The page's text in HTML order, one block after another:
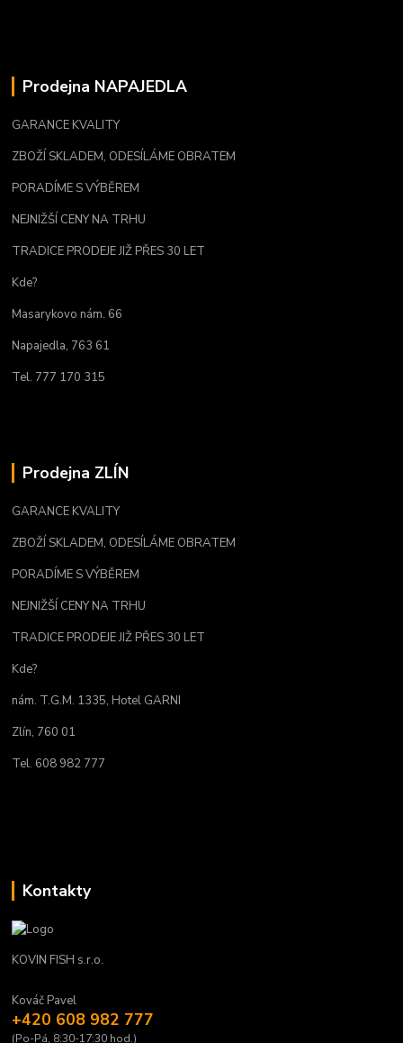
Prodejna NAPAJEDLA
GARANCE KVALITY
ZBOŽÍ SKLADEM, ODESÍLÁME OBRATEM
PORADÍME S VÝBĚREM
NEJNIŽŠÍ CENY NA TRHU
TRADICE PRODEJE JIŽ PŘES 30 LET
Kde?
Masarykovo nám. 66
Napajedla, 763 61
Tel. 777 170 315
Prodejna ZLÍN
GARANCE KVALITY
ZBOŽÍ SKLADEM, ODESÍLÁME OBRATEM
PORADÍME S VÝBĚREM
NEJNIŽŠÍ CENY NA TRHU
TRADICE PRODEJE JIŽ PŘES 30 LET
Kde?
nám. T.G.M. 1335, Hotel GARNI
Zlín, 760 01
Tel. 608 982 777
Kontakty
KOVIN FISH s.r.o.
Kováč Pavel
+420 608 982 777
(Po-Pá, 8:30-17:30 hod.)